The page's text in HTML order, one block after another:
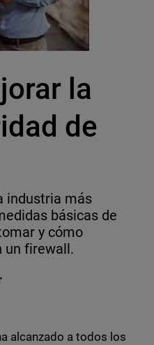
la
de
industria más
básicas de
y cómo
un firewall.
on Reddit
alcanzado a todos los